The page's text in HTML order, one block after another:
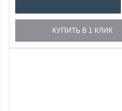
КУПИТЬ В 1 КЛИК